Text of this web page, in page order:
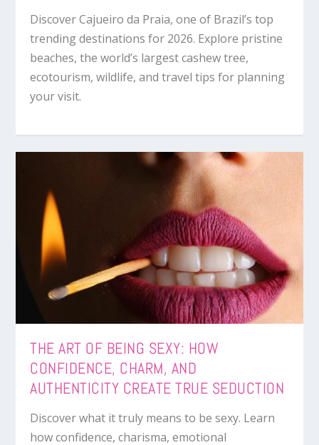
Discover Cajueiro da Praia, one of Brazil’s top
trending destinations for 2026. Explore pristine
beaches, the world’s largest cashew tree,
ecotourism, wildlife, and travel tips for planning
your visit.
THE ART OF BEING SEXY: HOW
CONFIDENCE, CHARM, AND
AUTHENTICITY CREATE TRUE SEDUCTION
Discover what it truly means to be sexy. Learn
how confidence, charisma, emotional